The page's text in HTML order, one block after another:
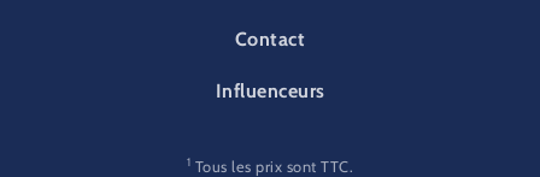
Contact
Influenceurs
1 Tous les prix sont TTC.